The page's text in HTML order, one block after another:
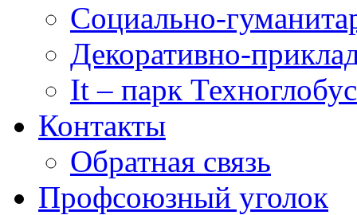
Социально-
Декоративно-
It – парк Техноглобус
Контакты
Обратная связь
Профсоюзный уголок